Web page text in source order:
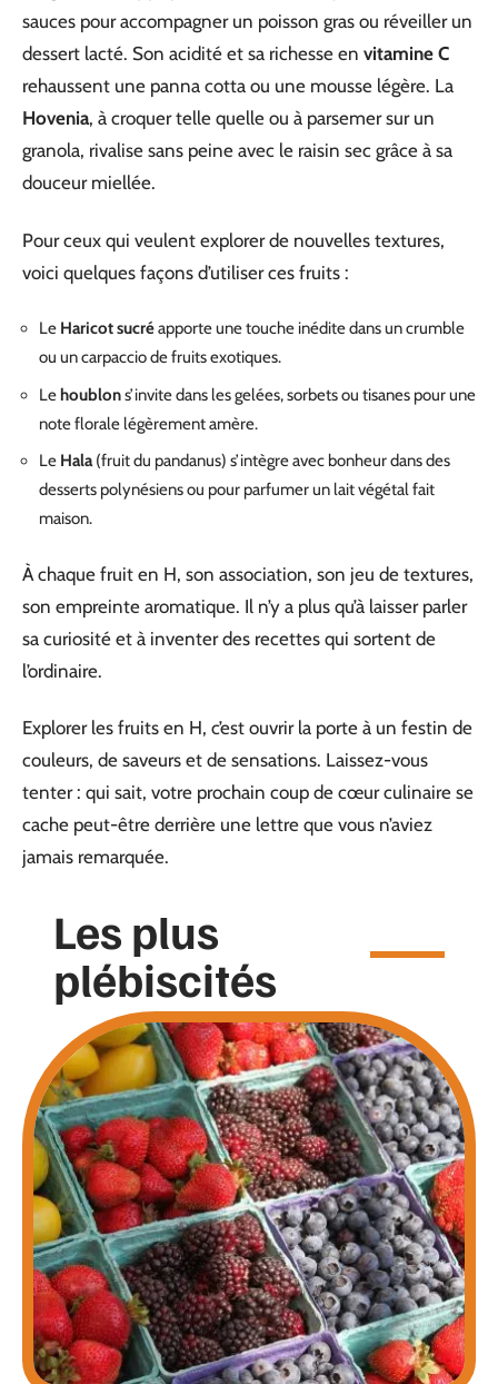
sauces pour accompagner un poisson gras ou réveiller un
dessert lacté. Son acidité et sa richesse en vitamine C
rehaussent une panna cotta ou une mousse légère. La
Hovenia, à croquer telle quelle ou à parsemer sur un
granola, rivalise sans peine avec le raisin sec grâce à sa
douceur miellée.
Pour ceux qui veulent explorer de nouvelles textures,
voici quelques façons d’utiliser ces fruits :
Le Haricot sucréapporte une touche inédite dans un crumble
ou un carpaccio de fruits exotiques.
Le houblons’invite dans les gelées, sorbets ou tisanes pour une
note florale légèrement amère.
Le Hala(fruit du pandanus) s’intègre avec bonheur dans des
desserts polynésiens ou pour parfumer un lait végétal fait
maison.
À chaque fruit en H, son association, son jeu de textures,
son empreinte aromatique. Il n’y a plus qu’à laisser parler
sa curiosité et à inventer des recettes qui sortent de
l’ordinaire.
Explorer les fruits en H, c’est ouvrir la porte à un festin de
couleurs, de saveurs et de sensations. Laissez-vous
tenter : qui sait, votre prochain coup de cœur culinaire se
cache peut-être derrière une lettre que vous n’aviez
jamais remarquée.
Les plus
plébiscités